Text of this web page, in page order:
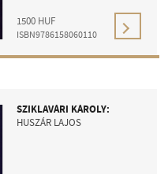
1500 HUF
ISBN9786158060110
SZIKLAVÁRI KÁROLY:
HUSZÁR LAJOS